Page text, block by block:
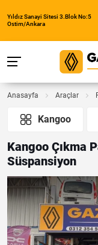
Yıldız Sanayi Sitesi 3.Blok No:5
Ostim/Ankara
Anasayfa Araçlar
Kangoo
Kangoo Çıkma
Süspansiyon